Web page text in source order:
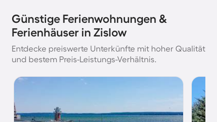
Günstige Ferienwohnungen &
Ferienhäuser in Zislow
Entdecke preiswerte Unterkünfte mit hoher Qualität
und bestem Preis-Leistungs-Verhältnis.